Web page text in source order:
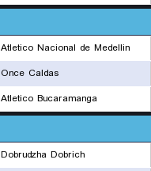
Atletico Nacional de Medellin
Once Caldas
Atletico Bucaramanga
Dobrudzha Dobrich